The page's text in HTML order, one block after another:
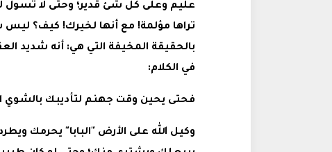
عليم وعلى كل شئ قدير؛ وحتى لا تسول
تراها مؤلمة! مع أنها لخيرك! كيف؟
بالحقيقة المخيفة التي هي: أنه شديد
في الكلام:
فحتى يحين وقت جهنم لتأديبك بالشوي
وكيل الله على الأرض "البابا" يحرمك